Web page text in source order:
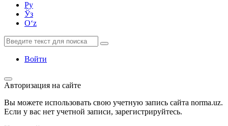
Ру
Ўз
Oʻz
Войти
Авторизация на сайте
Вы можете использовать свою учетную запись сайта norma.uz.
Если у вас нет учетной записи, зарегистрируйтесь.